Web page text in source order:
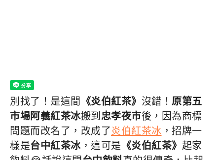
別找了！是這間 《炎伯紅茶》 沒錯！ 原第五
市場阿義紅茶冰搬到忠孝夜市後，因為商標
問題而改名了，改成了炎伯紅茶冰 ，招牌一
樣是台中紅茶冰，這可是 《炎伯紅茶》 起家